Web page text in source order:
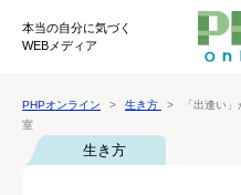
本当の自分に気づく
WEBメディア
PHPオンライン 生き方
「出逢い
室
生き方